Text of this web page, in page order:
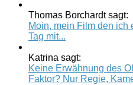
Thomas Borchardt sagt:
Moin, mein Film den ich
Tag mit...
Katrina sagt:
Keine Erwähnung des
Faktor? Nur Regie,